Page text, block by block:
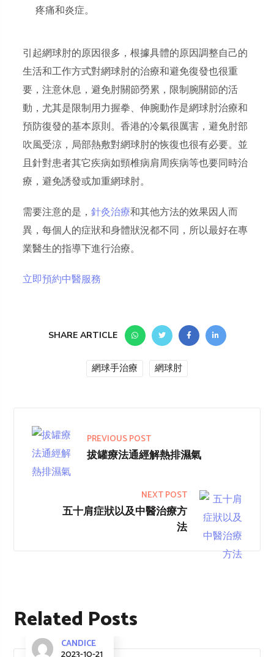
疼痛和炎症。
引起網球肘的原因很多，根據具體的原因調整自己的
生活和工作方式對網球肘的治療和避免復發也很重
要，注意休息，避免肘關節勞累，限制腕關節的活
動，尤其是限制用力握拳、伸腕動作是網球肘治療和
預防復發的基本原則。香港的冷氣很厲害，避免肘部
吹風受涼，局部熱敷對網球肘的恢復也很有必要。並
且針對患者其它疾病如頸椎病肩周疾病等也要同時治
療，避免誘發或加重網球肘。
需要注意的是，針灸治療和其他方法的效果因人而
異，每個人的症狀和身體狀況都不同，所以最好在專
業醫生的指導下進行治療。
立即預約中醫服務
SHARE ARTICLE
網球手治療 網球肘
PREVIOUS POST
拔罐療法通經解熱排濕氣
NEXT POST
五十肩症狀以及中醫治療方
法
Related Posts
CANDICE